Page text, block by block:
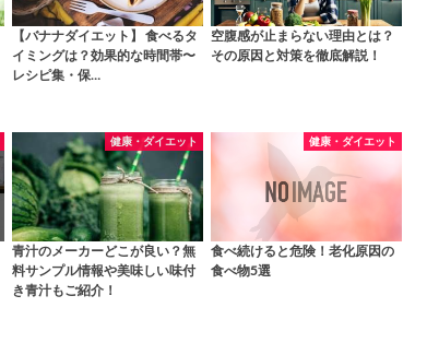
【バナナダイエット】 食べるタ
イミングは？効果的な時間帯〜
レシピ集・保…
空腹感が止まらない理由とは？
その原因と対策を徹底解説！
健康・ダイエット
青汁のメーカーどこが良い？無
料サンプル情報や美味しい味付
き青汁もご紹介！
健康・ダイエット
食べ続けると危険！老化原因の
食べ物5選